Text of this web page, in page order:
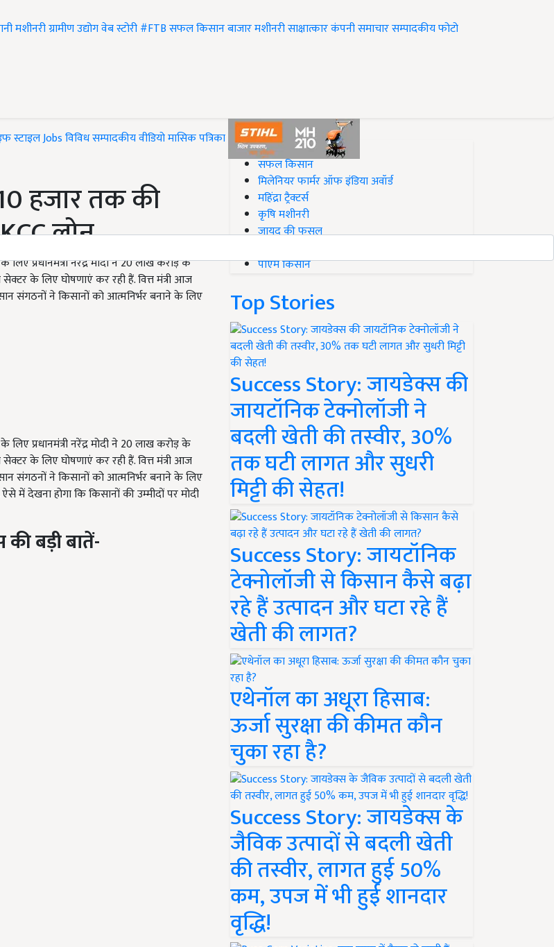
मशीनरीग्रामीण उद्योगवेब स्टोरी#FTBसफल किसानबाजारमशीनरीसाक्षात्कारकंपनी समाचारसम्पादकीयफोटो
स्टाइलJobsविविधसम्पादकीयवीडियोमासिक पत्रिका
हजार तक की
लोन
प्रधानमंत्री नरेंद्र मोदी ने 20 लाख करोड़ के
के लिए घोषणाएं कर रही हैं. वित्त मंत्री आज
संगठनों ने किसानों को आत्मनिर्भर बनाने के लिए
प्रधानमंत्री नरेंद्र मोदी ने 20 लाख करोड़ के
के लिए घोषणाएं कर रही हैं. वित्त मंत्री आज
संगठनों ने किसानों को आत्मनिर्भर बनाने के लिए
होगा कि किसानों की उम्मीदों पर मोदी
की बड़ी बातें-
#Top on Krishi Jagran
सफल किसान
मिलेनियर फार्मर ऑफ इंडिया अवॉर्ड
महिंद्रा ट्रैक्टर्स
कृषि मशीनरी
जायद की फसल
पीएम किसान
Top Stories
Success Story: जायडेक्स की
जायटॉनिक टेक्नोलॉजी ने
बदली खेती की तस्वीर, 30%
तक घटी लागत और सुधरी
मिट्टी की सेहत!
Success Story: जायटॉनिक
टेक्नोलॉजी से किसान कैसे बढ़ा
रहे हैं उत्पादन और घटा रहे हैं
खेती की लागत?
एथेनॉल का अधूरा हिसाब:
ऊर्जा सुरक्षा की कीमत कौन
चुका रहा है?
Success Story: जायडेक्स के
जैविक उत्पादों से बदली खेती
की तस्वीर, लागत हुई 50%
कम, उपज में भी हुई शानदार
वृद्धि!